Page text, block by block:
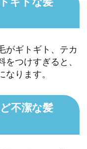
がギトギト、テカ
つけすぎると、
ります。
不潔な髪